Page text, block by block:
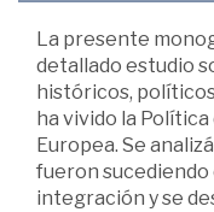
La presente
detallado estudio
históricos,
ha vivido la
Europea. Se
fueron sucediendo
integración y se